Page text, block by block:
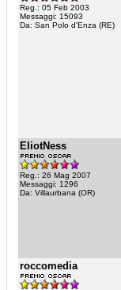
Reg.: 05 Feb 2003
Messaggi: 15093
Da: San Polo d'Enza (RE)
EliotNess
Reg.: 26 Mag 2007
Messaggi: 1296
Da: Villaurbana (OR)
roccomedia